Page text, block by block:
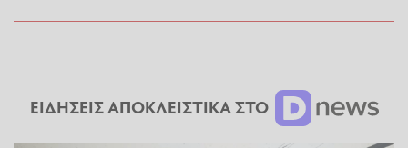
ΕΙΔΗΣΕΙΣ ΑΠΟΚΛΕΙΣΤΙΚΑ ΣΤΟ